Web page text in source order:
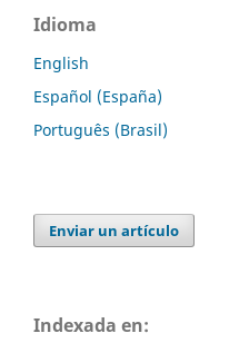
Idioma
English
Español (España)
Português (Brasil)
Enviar un artículo
Indexada en: